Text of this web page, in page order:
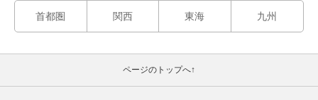
首都圏 関西 東海 九州
ページのトップへ↑